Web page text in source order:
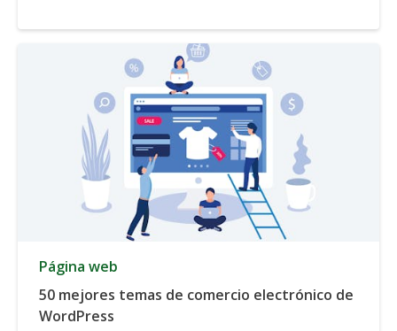
Página web
50 mejores temas de comercio electrónico de
WordPress